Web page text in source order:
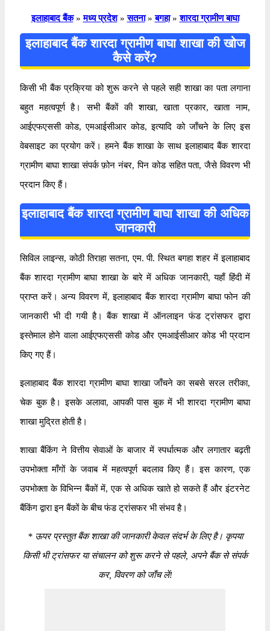
इलाहाबाद बैंक » मध्य प्रदेश » सतना » बगहा » शारदा ग्रामीण बाघा
इलाहाबाद बैंक शारदा ग्रामीण बाघा शाखा की खोज
कैसे करें?
किसी भी बैंक प्रक्रिया को शुरू करने से पहले सही शाखा का पता लगाना
बहुत महत्वपूर्ण है। सभी बैंकों की शाखा, खाता प्रकार, खाता नाम,
आईएफएससी कोड, एमआईसीआर कोड, इत्यादि को जाँचने के लिए इस
वेबसाइट का प्रयोग करें। हमने बैंक शाखा के साथ इलाहाबाद बैंक शारदा
ग्रामीण बाघा शाखा संपर्क फ़ोन नंबर, पिन कोड सहित पता, जैसे विवरण भी
प्रदान किए हैं।
इलाहाबाद बैंक शारदा ग्रामीण बाघा शाखा की अधिक
जानकारी
सिविल लाइन्स, कोठी तिराहा सतना, एम. पी. स्थित बगहा शहर में इलाहाबाद
बैंक शारदा ग्रामीण बाघा शाखा के बारे में अधिक जानकारी, यहाँ हिंदी में
प्राप्त करें। अन्य विवरण में, इलाहाबाद बैंक शारदा ग्रामीण बाघा फोन की
जानकारी भी दी गयी है। बैंक शाखा में ऑनलाइन फंड ट्रांसफर द्वारा
इस्तेमाल होने वाला आईएफएससी कोड और एमआईसीआर कोड भी प्रदान
किए गए हैं।
इलाहाबाद बैंक शारदा ग्रामीण बाघा शाखा जाँचने का सबसे सरल तरीका,
चेक बुक है। इसके अलावा, आपकी पास बुक में भी शारदा ग्रामीण बाघा
शाखा मुद्रित होती है।
शाखा बैंकिंग ने वित्तीय सेवाओं के बाजार में स्पर्धात्मक और लगातार बढ़ती
उपभोक्ता माँगों के जवाब में महत्वपूर्ण बदलाव किए हैं। इस कारण, एक
उपभोक्ता के विभिन्न बैंकों में, एक से अधिक खाते हो सकते हैं और इंटरनेट
बैंकिंग द्वारा इन बैंकों के बीच फंड ट्रांसफर भी संभव है।
*ऊपर प्रस्तुत बैंक शाखा की जानकारी केवल संदर्भ के लिए है। कृपया
किसी भी ट्रांसफर या संचालन को शुरू करने से पहले, अपने बैंक से संपर्क
कर, विवरण को जाँच लें!